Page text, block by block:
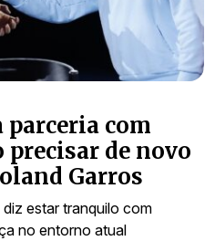
parceria com
de novo
Garros
estar tranquilo com
no entorno atual